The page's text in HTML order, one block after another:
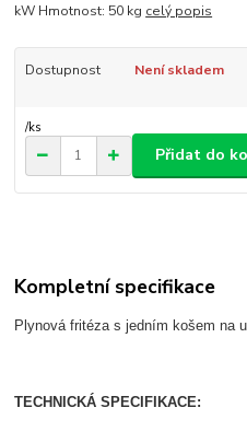
kW Hmotnost: 50 kg celý popis
Dostupnost Není skladem
/ks
Přidat do
Kompletní specifikace
Plynová fritéza s jedním košem na
TECHNICKÁ SPECIFIKACE: